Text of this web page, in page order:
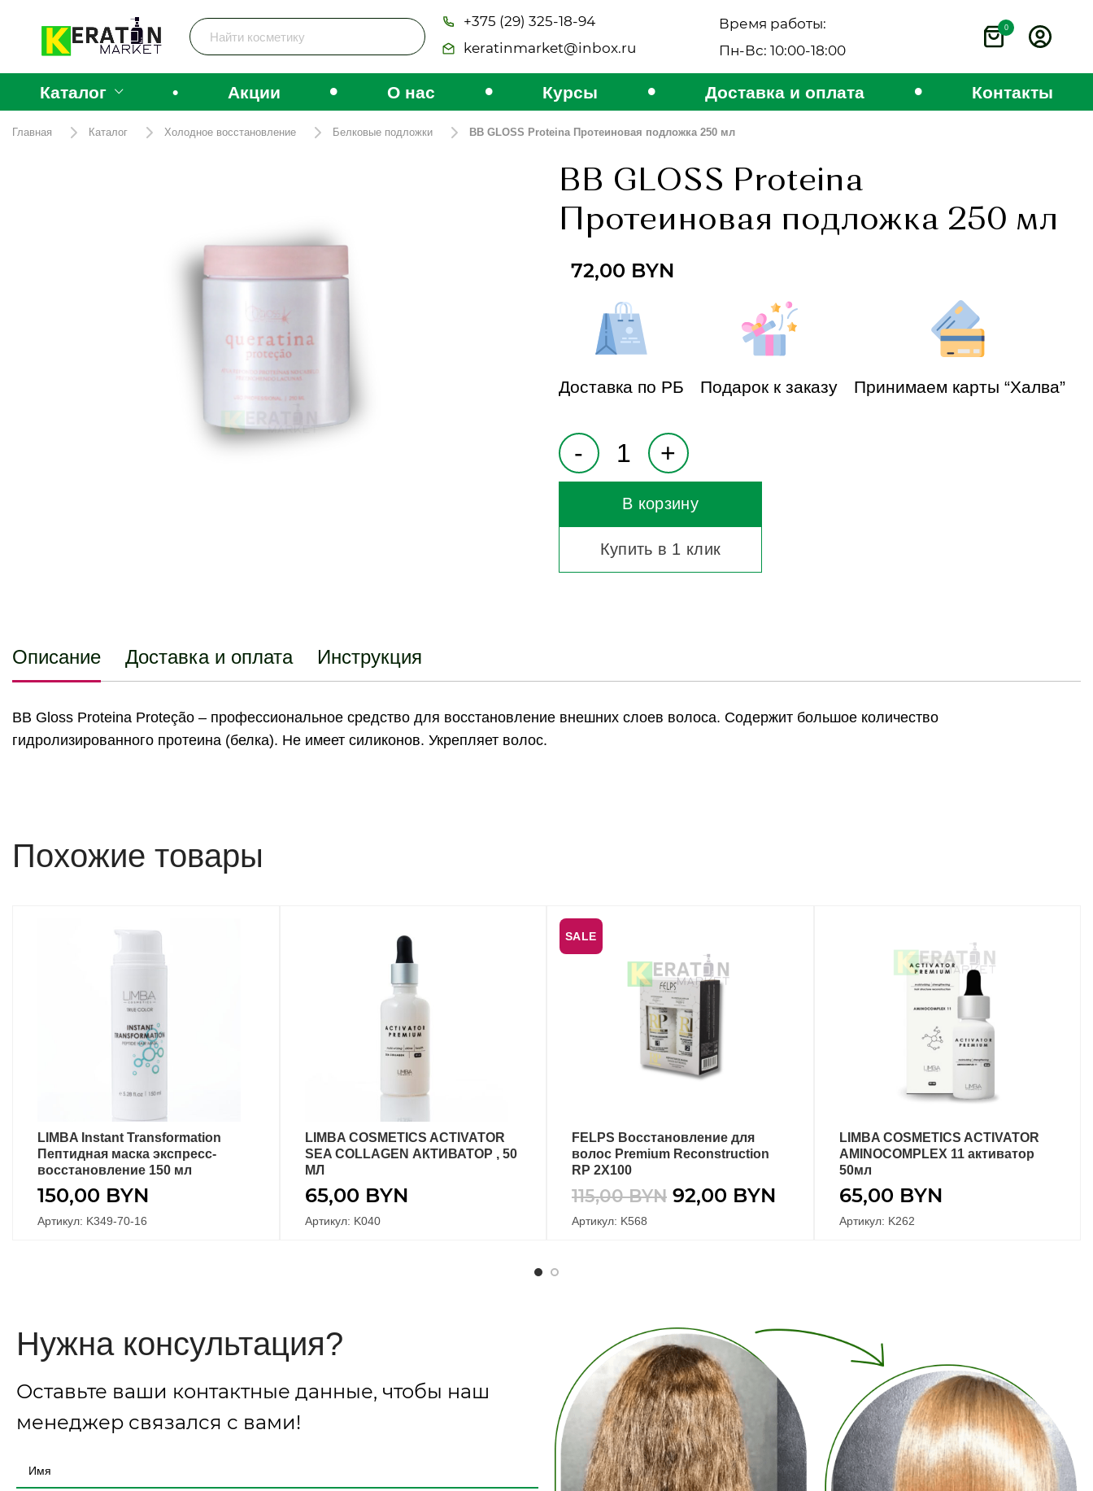
+375 (29) 325-18-94
keratinmarket@inbox.ru
Время работы:
Пн-Вс: 10:00-18:00
0
Каталог • Акции • О нас • Курсы • Доставка и оплата • Контакты
Главная Каталог Холодное восстановление Белковые подложки BB GLOSS Proteina Протеиновая подложка 250 мл
BB GLOSS Proteina
Протеиновая подложка 250 мл
72,00 BYN
Доставка по РБ Подарок к заказу Принимаем карты “Халва”
В корзину
Купить в 1 клик
Описание Доставка и оплата Инструкция
BB Gloss Proteina Proteção – профессиональное средство для восстановление внешних слоев волоса. Содержит большое количество
гидролизированного протеина (белка). Не имеет силиконов. Укрепляет волос.
Похожие товары
В КОРЗИНУ
LIMBA Instant Transformation
Пептидная маска экспресс-
восстановление 150 мл
150,00 BYN
Артикул: K349-70-16
В КОРЗИНУ
LIMBA COSMETICS ACTIVATOR
SEA COLLAGEN АКТИВАТОР , 50
МЛ
65,00 BYN
Артикул: K040
SALE
В КОРЗИНУ
FELPS Восстановление для
волос Premium Reconstruction
RP 2X100
115,00BYN 92,00 BYN
Артикул: K568
В КОРЗИНУ
LIMBA COSMETICS ACTIVATOR
AMINOCOMPLEX 11 активатор
50мл
65,00 BYN
Артикул: K262
Нужна консультация?
Оставьте ваши контактные данные, чтобы наш
менеджер связался с вами!